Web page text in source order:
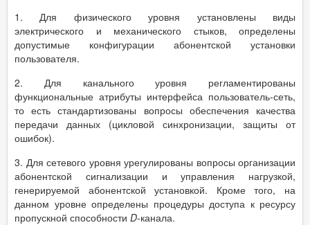
1. Для физического уровня установлены виды
электрического и механического стыков, определены
допустимые конфигурации абонентской установки
пользователя.
2. Для канального уровня регламентированы
функциональные атрибуты интерфейса пользователь-сеть,
то есть стандартизованы вопросы обеспечения качества
передачи данных (цикловой синхронизации, защиты от
ошибок).
3. Для сетевого уровня урегулированы вопросы организации
абонентской сигнализации и управления нагрузкой,
генерируемой абонентской установкой. Кроме того, на
данном уровне определены процедуры доступа к ресурсу
пропускной способности D-канала.